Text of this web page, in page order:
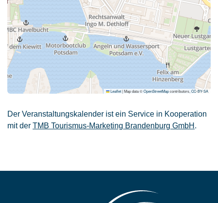
Leaflet|Map data ©OpenStreetMapcontributors, CC-BY-SA
Der Veranstaltungskalender ist ein Service in Kooperation
mit der TMB Tourismus-Marketing Brandenburg GmbH .